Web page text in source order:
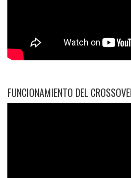
FUNCIONAMIENTO DEL